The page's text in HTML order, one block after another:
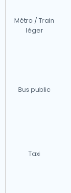
Métro / Train
léger
Bus public
Taxi